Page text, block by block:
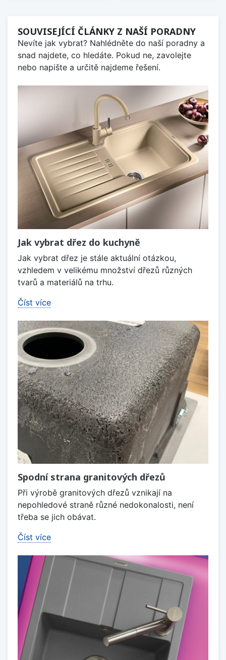
SOUVISEJÍCÍ ČLÁNKY Z NAŠÍ PORADNY
Nevíte jak vybrat? Nahlédněte do naší poradny a
snad najdete, co hledáte. Pokud ne, zavolejte
nebo napište a určitě najdeme řešení.
Jak vybrat dřez do kuchyně
Jak vybrat dřez je stále aktuální otázkou,
vzhledem v velikému množství dřezů různých
tvarů a materiálů na trhu.
Číst více
Spodní strana granitových dřezů
Při výrobě granitových dřezů vznikají na
nepohledové straně různé nedokonalosti, není
třeba se jich obávat.
Číst více